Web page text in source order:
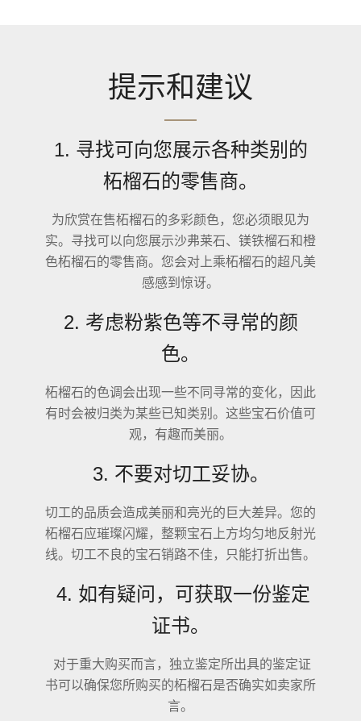
提示和建议
1. 寻找可向您展示各种类别的
柘榴石的零售商。
为欣赏在售柘榴石的多彩颜色，您必须眼见为
实。寻找可以向您展示沙弗莱石、镁铁榴石和橙
色柘榴石的零售商。您会对上乘柘榴石的超凡美
感感到惊讶。
2. 考虑粉紫色等不寻常的颜
色。
柘榴石的色调会出现一些不同寻常的变化，因此
有时会被归类为某些已知类别。这些宝石价值可
观，有趣而美丽。
3. 不要对切工妥协。
切工的品质会造成美丽和亮光的巨大差异。您的
柘榴石应璀璨闪耀，整颗宝石上方均匀地反射光
线。切工不良的宝石销路不佳，只能打折出售。
4. 如有疑问，可获取一份鉴定
证书。
对于重大购买而言，独立鉴定所出具的鉴定证
书可以确保您所购买的柘榴石是否确实如卖家所
言。